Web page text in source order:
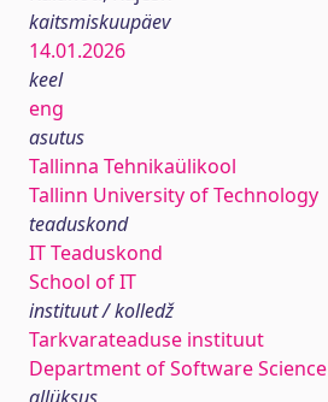
kaitsmiskuupäev
14.01.2026
keel
eng
asutus
Tallinna Tehnikaülikool
Tallinn University of Technology
teaduskond
IT Teaduskond
School of IT
instituut / kolledž
Tarkvarateaduse instituut
Department of Software Science